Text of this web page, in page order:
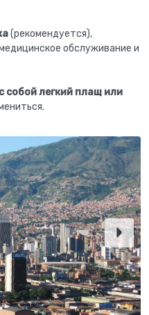
(рекомендуется),
обслуживание и
собой легкий плащ или